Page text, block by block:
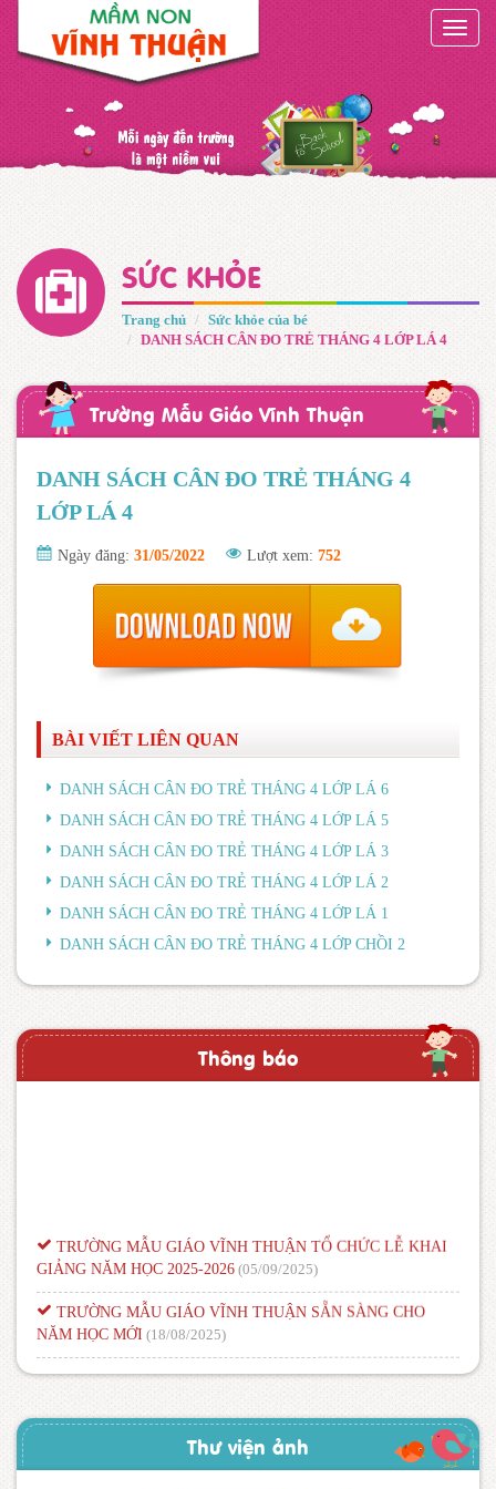
Toggle
SỨC KHỎE
Trang chủ
Sức khỏe của bé
DANH SÁCH CÂN ĐO TRẺ THÁNG 4 LỚP LÁ 4
Trường Mẫu Giáo Vĩnh Thuận
DANH SÁCH CÂN ĐO TRẺ THÁNG 4
LỚP LÁ 4
Ngày đăng: 31/05/2022 Lượt xem: 752
BÀI VIẾT LIÊN QUAN
DANH SÁCH CÂN ĐO TRẺ THÁNG 4 LỚP LÁ 6
DANH SÁCH CÂN ĐO TRẺ THÁNG 4 LỚP LÁ 5
DANH SÁCH CÂN ĐO TRẺ THÁNG 4 LỚP LÁ 3
DANH SÁCH CÂN ĐO TRẺ THÁNG 4 LỚP LÁ 2
DANH SÁCH CÂN ĐO TRẺ THÁNG 4 LỚP LÁ 1
DANH SÁCH CÂN ĐO TRẺ THÁNG 4 LỚP CHỒI 2
Thông báo
TRƯỜNG MẪU GIÁO VĨNH THUẬN TỔ CHỨC LỄ KHAI
GIẢNG NĂM HỌC 2025-2026
(05/09/2025)
TRƯỜNG MẪU GIÁO VĨNH THUẬN SẴN SÀNG CHO
NĂM HỌC MỚI
TRƯỜNG MẪU GIÁO VĨNH THUẬN – XÃ VĨNH THUẬN –
(13/08/2025)
Thư viện ảnh